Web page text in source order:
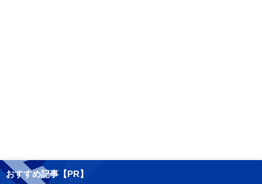
おすすめ記事【PR】